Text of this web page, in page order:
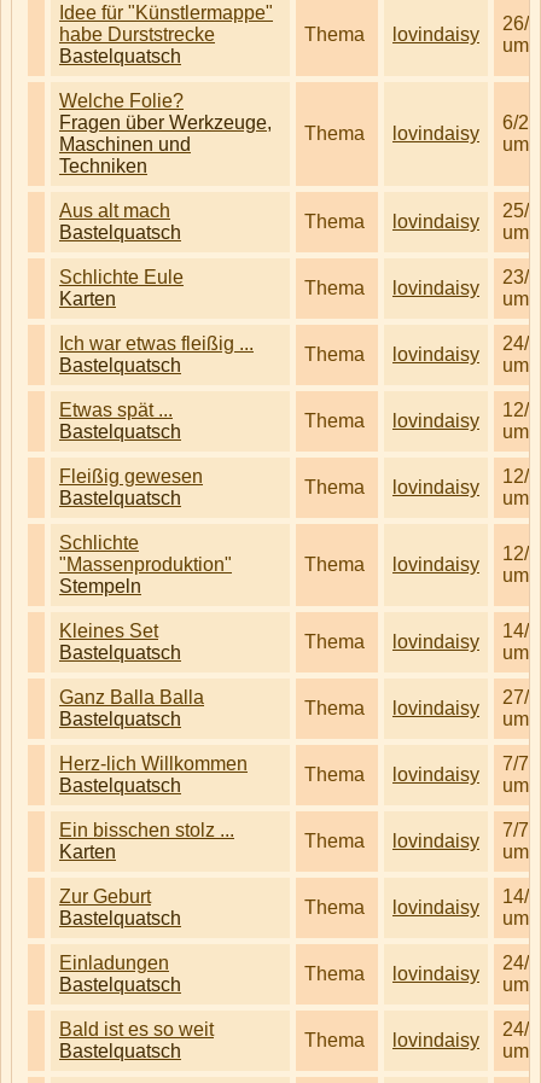
Idee für "Künstlermappe"
habe Durststrecke
Bastelquatsch
Thema lovindaisy
26/
um
Welche Folie?
Fragen über Werkzeuge,
Maschinen und
Techniken
Thema lovindaisy
6/2/
um
Aus alt mach
Bastelquatsch
Thema lovindaisy
25/
um
Schlichte Eule
Karten
Thema lovindaisy
23/
um
Ich war etwas fleißig ...
Bastelquatsch
Thema lovindaisy
24/
um
Etwas spät ...
Bastelquatsch
Thema lovindaisy
12/
um
Fleißig gewesen
Bastelquatsch
Thema lovindaisy
12/
um
Schlichte
"Massenproduktion"
Stempeln
Thema lovindaisy
12/
um
Kleines Set
Bastelquatsch
Thema lovindaisy
14/
um
Ganz Balla Balla
Bastelquatsch
Thema lovindaisy
27/
um
Herz-lich Willkommen
Bastelquatsch
Thema lovindaisy
7/7/
um
Ein bisschen stolz ...
Karten
Thema lovindaisy
7/7/
um
Zur Geburt
Bastelquatsch
Thema lovindaisy
14/
um
Einladungen
Bastelquatsch
Thema lovindaisy
24/
um
Bald ist es so weit
Bastelquatsch
Thema lovindaisy
24/
um